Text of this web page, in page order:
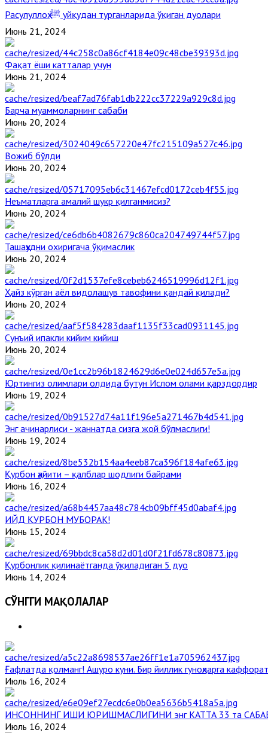
Расулуллоҳ ﷺ уйқудан турганларида ўқиган дуолари
Июнь 21, 2024
Фақат ёши катталар учун
Июнь 21, 2024
Барча муаммоларнинг сабаби
Июнь 20, 2024
Вожиб бўлди
Июнь 20, 2024
Неъматларга амалий шукр қилганмисиз?
Июнь 20, 2024
Ташаҳҳудни охиригача ўқимаслик
Июнь 20, 2024
Ҳайз кўрган аёл видолашув тавофини қандай қилади?
Июнь 20, 2024
Сунъий ипакли кийим кийиш
Июнь 20, 2024
Юртингиз олимлари олдида бутун Ислом олами қарздордир
Июнь 19, 2024
Энг ачинарлиси - жаннатда сизга жой бўлмаслиги!
Июнь 19, 2024
Қурбон ҳайити – қалблар шодлиги байрами
Июнь 16, 2024
ИЙД ҚУРБОН МУБОРАК!
Июнь 15, 2024
Қурбонлик қилинаётганда ўқиладиган 5 дуо
Июнь 14, 2024
СЎНГГИ МАҚОЛАЛАР
Ғафлатда қолманг! Ашуро куни. Бир йиллик гуноҳларга
Июль 16, 2024
ИНСОННИНГ ИШИ ЮРИШМАСЛИГИНИ энг КАТТА 33 та
Июль 16, 2024